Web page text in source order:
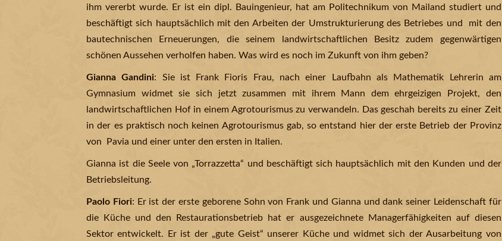
ihm vererbt wurde. Er ist ein dipl. Bauingenieur, hat am Politechnikum von Mailand studiert und
beschäftigt sich hauptsächlich mit den Arbeiten der Umstrukturierung des Betriebes und mit den
bautechnischen Erneuerungen, die seinem landwirtschaftlichen Besitz zudem gegenwärtigen
schönen Aussehen verholfen haben. Was wird es noch im Zukunft von ihm geben?
Gianna Gandini: Sie ist Frank Fioris Frau, nach einer Laufbahn als Mathematik Lehrerin am
Gymnasium widmet sie sich jetzt zusammen mit ihrem Mann dem ehrgeizigen Projekt, den
landwirtschaftlichen Hof in einem Agrotourismus zu verwandeln. Das geschah bereits zu einer Zeit
in der es praktisch noch keinen Agrotourismus gab, so entstand hier der erste Betrieb der Provinz
von Pavia und einer unter den ersten in Italien.
Gianna ist die Seele von „Torrazzetta“ und beschäftigt sich hauptsächlich mit den Kunden und der
Betriebsleitung.
Paolo Fiori: Er ist der erste geborene Sohn von Frank und Gianna und dank seiner Leidenschaft für
die Küche und den Restaurationsbetrieb hat er ausgezeichnete Managerfähigkeiten auf diesen
Sektor entwickelt. Er ist der „gute Geist“ unserer Küche und widmet sich der Ausarbeitung von